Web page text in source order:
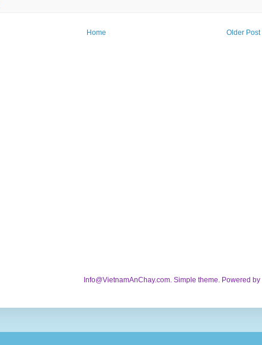
Older Post
Home
Info@VietnamAnChay.com. Simple theme. Powered by